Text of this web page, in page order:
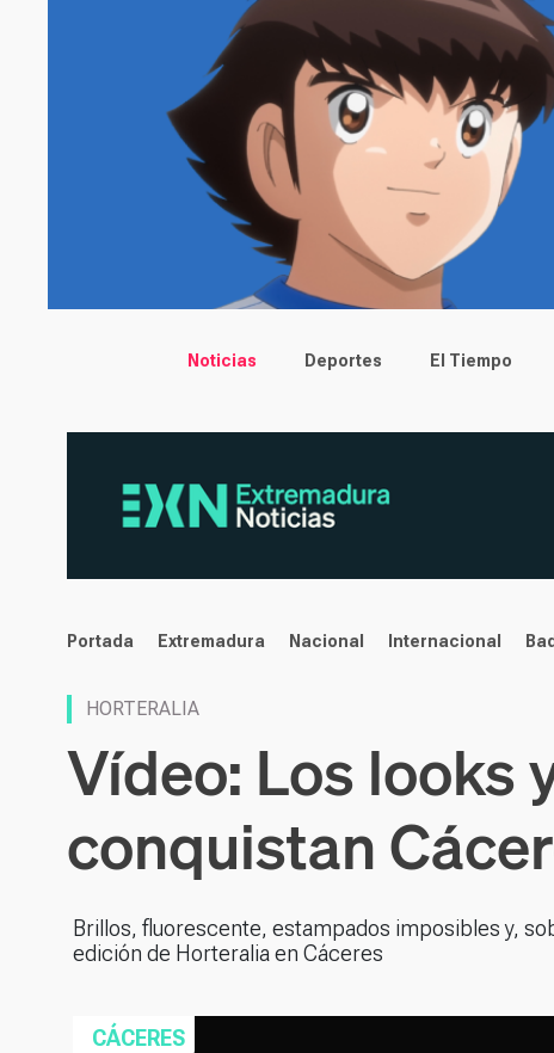
Main menu
Noticias Deportes El Tiempo
noticias
Portada Extremadura Nacional Internacional
HORTERALIA
Vídeo: Los looks
conquistan
Brillos, fluorescente, estampados imposibles y,
edición de Horteralia en Cáceres
CÁCERES